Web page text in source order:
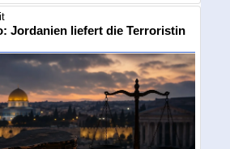
Jordanien liefert die Terroristin